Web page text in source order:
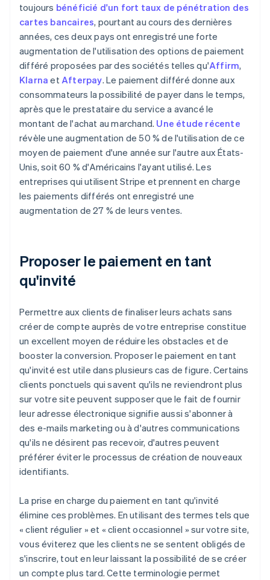
toujours bénéficié d'un fort taux de pénétration des
cartes bancaires, pourtant au cours des dernières
années, ces deux pays ont enregistré une forte
augmentation de l'utilisation des options de paiement
différé proposées par des sociétés telles qu'Affirm,
Klarna etAfterpay. Le paiement différé donne aux
consommateurs la possibilité de payer dans le temps,
après que le prestataire du service a avancé le
montant de l'achat au marchand. Une étude récente
révèle une augmentation de 50 % de l'utilisation de ce
moyen de paiement d'une année sur l'autre aux États-
Unis, soit 60 % d'Américains l'ayant utilisé. Les
entreprises qui utilisent Stripe et prennent en charge
les paiements différés ont enregistré une
augmentation de 27 % de leurs ventes.
Proposer le paiement en tant
qu'invité
Permettre aux clients de finaliser leurs achats sans
créer de compte auprès de votre entreprise constitue
un excellent moyen de réduire les obstacles et de
booster la conversion. Proposer le paiement en tant
qu'invité est utile dans plusieurs cas de figure. Certains
clients ponctuels qui savent qu'ils ne reviendront plus
sur votre site peuvent supposer que le fait de fournir
leur adresse électronique signifie aussi s'abonner à
des e-mails marketing ou à d'autres communications
qu'ils ne désirent pas recevoir, d'autres peuvent
préférer éviter le processus de création de nouveaux
identifiants.
La prise en charge du paiement en tant qu'invité
élimine ces problèmes. En utilisant des termes tels que
« client régulier » et « client occasionnel » sur votre site,
vous éviterez que les clients ne se sentent obligés de
s'inscrire, tout en leur laissant la possibilité de se créer
un compte plus tard. Cette terminologie permet